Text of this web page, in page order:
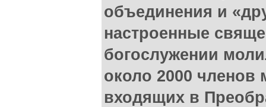
объединения и
настроенные
богослужении
около 2000 членов
входящих в